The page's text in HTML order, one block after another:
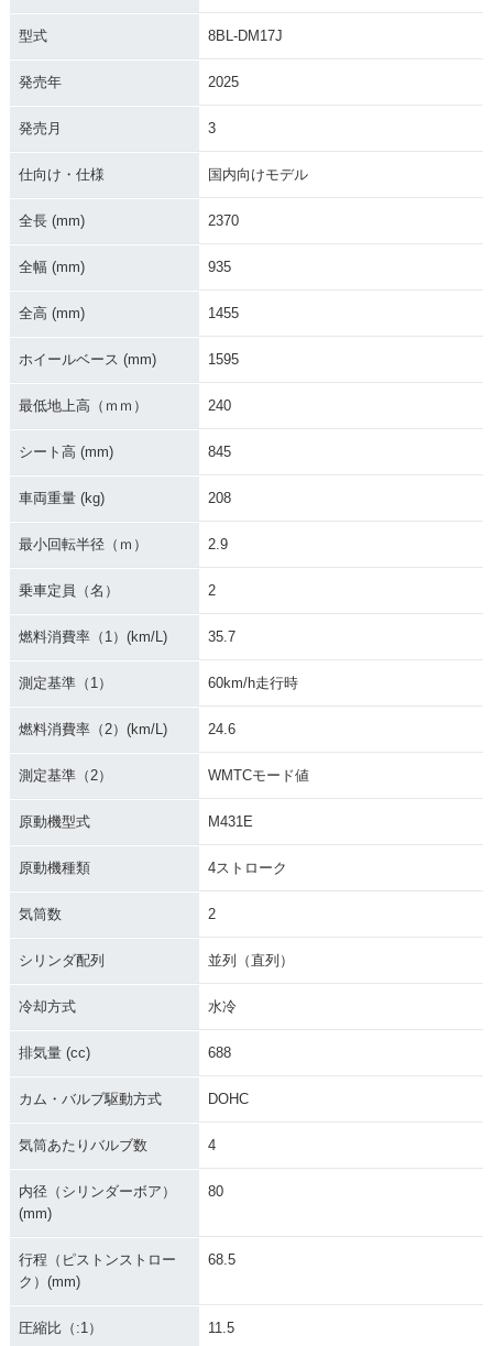
2020年 Tenere700
2019年 Tenere70
t・その他
型式 8BL-DM17J
発売年 2025
発売月 3
仕向け・仕様 国内向けモデル
全長 (mm) 2370
全幅 (mm) 935
全高 (mm) 1455
ホイールベース (mm) 1595
最低地上高（ｍｍ） 240
シート高 (mm) 845
車両重量 (kg) 208
最小回転半径（ｍ） 2.9
乗車定員（名） 2
燃料消費率（1）(km/L) 35.7
測定基準（1） 60km/h走行時
燃料消費率（2）(km/L) 24.6
測定基準（2） WMTCモード値
原動機型式 M431E
原動機種類 4ストローク
気筒数 2
シリンダ配列 並列（直列）
冷却方式 水冷
排気量 (cc) 688
カム・バルブ駆動方式 DOHC
気筒あたりバルブ数 4
内径（シリンダーボア）
(mm)
80
行程（ピストンストロー
ク）(mm)
68.5
圧縮比（:1） 11.5